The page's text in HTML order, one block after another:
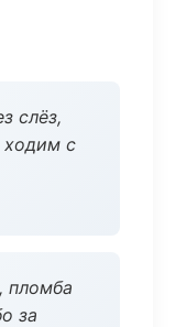
слёз,
ходим с
пломба
за